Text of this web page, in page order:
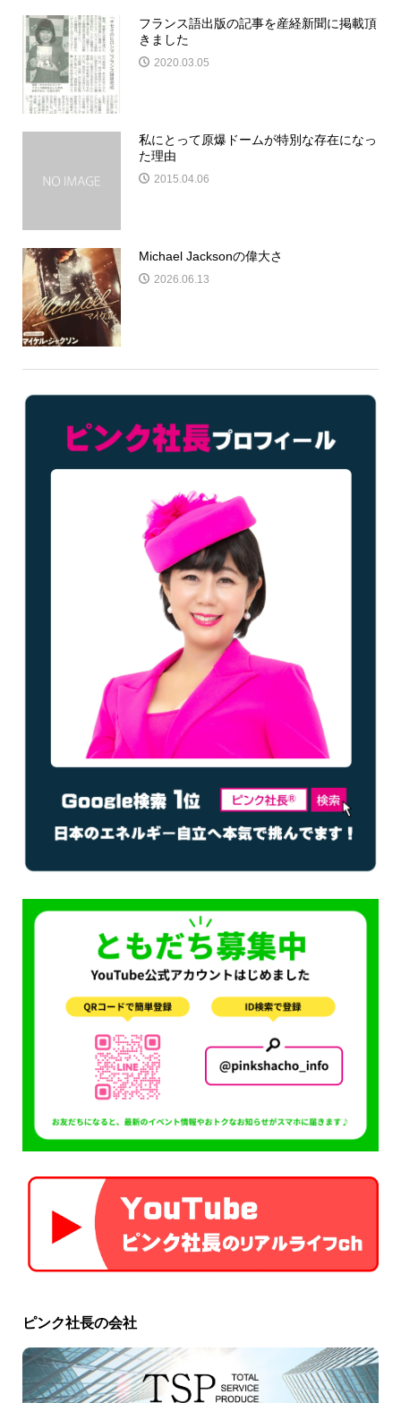
フランス語出版の記事を産経新聞に掲載頂
きました
2020.03.05
私にとって原爆ドームが特別な存在になっ
た理由
2015.04.06
Michael Jacksonの偉大さ
2026.06.13
ピンク社長の会社